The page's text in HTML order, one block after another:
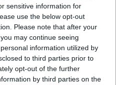
sensitive information for
use the below opt-out
Please note that after your
may continue seeing
information utilized by
to third parties prior to
opt-out of the further
by third parties on the
στοGoogle Newsκαι
νέα.